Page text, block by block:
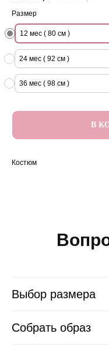
Размер
12 мес ( 80 см )
24 мес ( 92 см )
36 мес ( 98 см )
В
Костюм
Выбор размера
Собрать образ